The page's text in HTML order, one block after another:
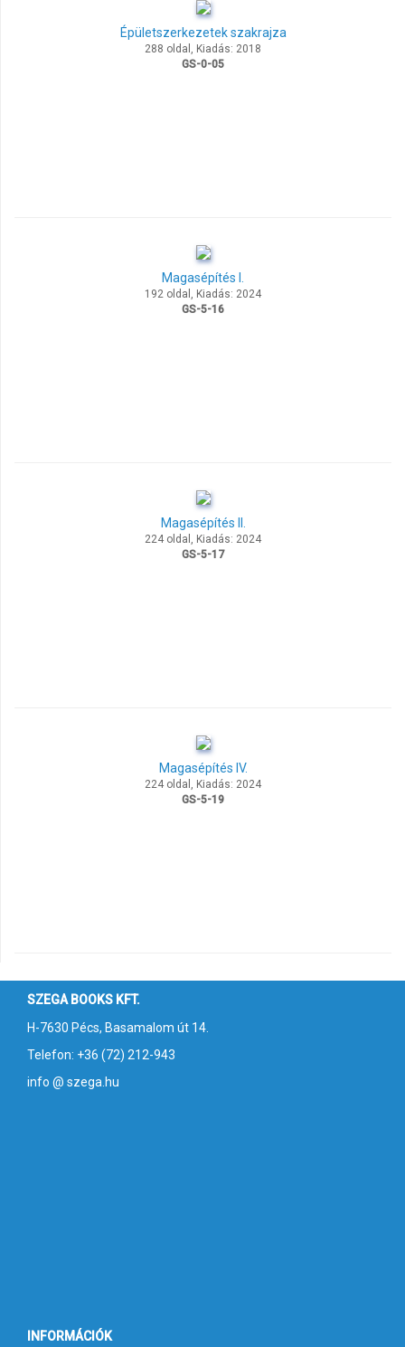
Épületszerkezetek szakrajza
288 oldal, Kiadás: 2018
GS-0-05
Magasépítés I.
192 oldal, Kiadás: 2024
GS-5-16
Magasépítés II.
224 oldal, Kiadás: 2024
GS-5-17
Magasépítés IV.
224 oldal, Kiadás: 2024
GS-5-19
SZEGA BOOKS KFT.
H-7630 Pécs, Basamalom út 14.
Telefon: +36 (72) 212-943
info @ szega.hu
INFORMÁCIÓK